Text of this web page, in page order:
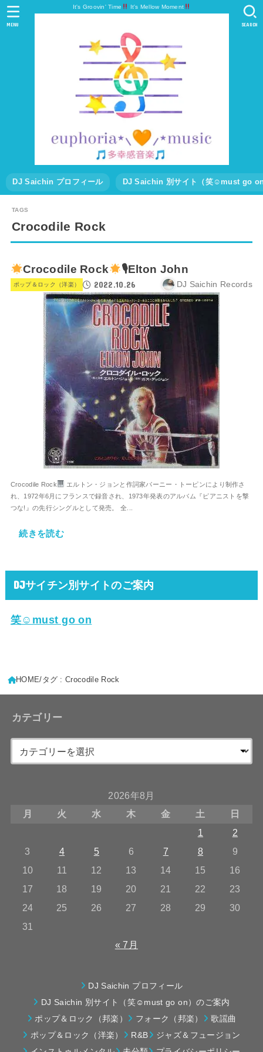
It's Groovin' Time It's Mellow Moment
DJ Saichin プロフィール DJ Saichin 別サイト（笑☺must go
SEARCH
MENU
Crocodile Rock
Crocodile Rock 🎙Elton John
ポップ＆ロック（洋楽） 2022.10.26 DJ Saichin Records
Crocodile Rock
エルトン・ジョンと作詞家バーニー・トーピンにより制作さ
れ、1972年6月にフランスで録音され、1973年発表のアルバム『ピアニストを撃
つな!』の先行シングルとして発売。 全...
続きを読む
DJサイチン別サイトのご案内
笑☺must go on
HOME タグ : Crocodile Rock
カテゴリー
2026年8月
月
火 水 木 金 土
日
1
2
3
4 5 6 7 8
9
10
11 12 13 14 15
16
17
18 19 20 21 22
23
24
25 26 27 28 29
30
31
« 7月
DJ Saichin プロフィール
DJ Saichin 別サイト（笑☺must go on）のご案内
ポップ＆ロック（邦楽）
フォーク（邦楽）
歌謡曲
ポップ＆ロック（洋楽）
R&B
ジャズ＆フュージョン